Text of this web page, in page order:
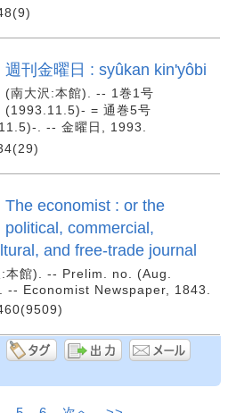
週刊金曜日 : syûkan kin'yôbi
(南大沢:本館). -- 1巻1号
(1993.11.5)- = 通巻5号
. -- 金曜日, 1993.
The economist : or the
political, commercial,
and free-trade journal
:本館). -- Prelim. no. (Aug.
-- Economist Newspaper, 1843.